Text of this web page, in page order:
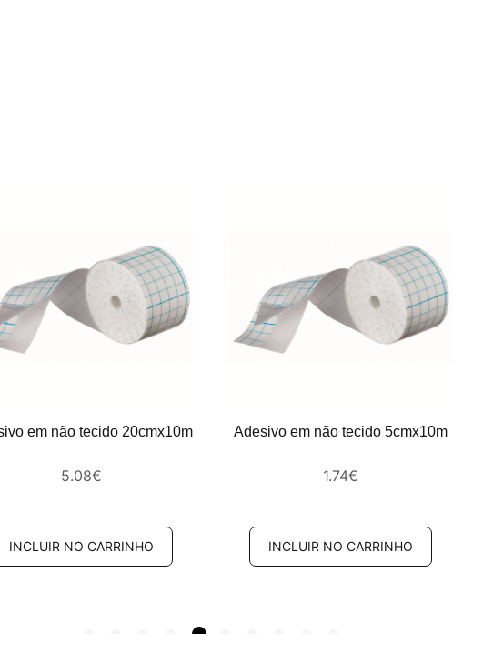
em não tecido 20cmx10m
5.08€
INCLUIR NO CARRINHO
Adesivo em não tecido 5cmx10m
1.74€
INCLUIR NO CARRINHO